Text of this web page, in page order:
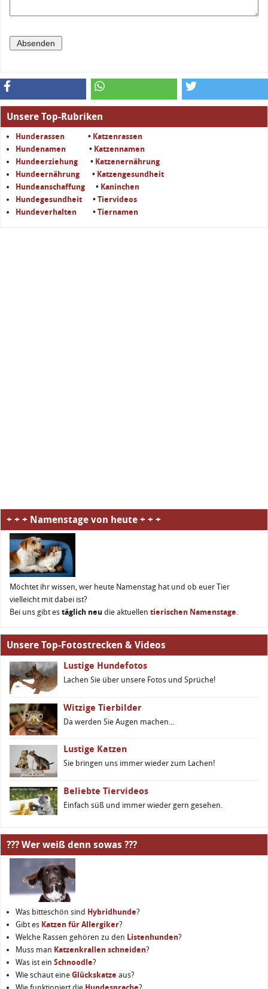
Unsere Top-Rubriken
Hunderassen • Katzenrassen
Hundenamen
• Katzennamen
Hundeerziehung • Katzenernährung
Hundeernährung • Katzengesundheit
Hundeanschaffung • Kaninchen
Hundegesundheit • Tiervideos
Hundeverhalten • Tiernamen
+ + + Namenstage von heute + + +
Möchtet ihr wissen, wer heute Namenstag hat und ob euer Tier
vielleicht mit dabei ist?
Bei uns gibt es täglich neu die aktuellen tierischen Namenstage.
Unsere Top-Fotostrecken & Videos
Lustige Hundefotos
Lachen Sie über unsere Fotos und Sprüche!
Witzige Tierbilder
Da werden Sie Augen machen...
Lustige Katzen
Sie bringen uns immer wieder zum Lachen!
Beliebte Tiervideos
Einfach süß und immer wieder gern gesehen.
??? Wer weiß denn sowas ???
Was bitteschön sind Hybridhunde?
Gibt es Katzen für Allergiker?
Welche Rassen gehören zu den Listenhunden?
Muss man Katzenkrallen schneiden?
Was ist ein Schnoodle?
Wie schaut eine Glückskatze aus?